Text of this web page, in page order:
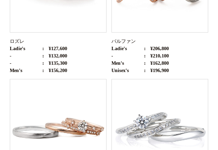
ロズレ
Ladie's
¥127,600
-
¥132,000
-
¥135,300
Men's
¥156,200
パルファン
Ladie's
¥206,800
-
¥210,100
Men's
¥162,800
Unisex's
¥196,900